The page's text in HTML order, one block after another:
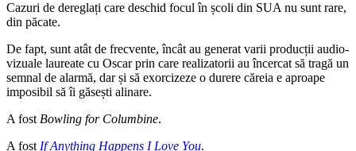
Cazuri de dereglați care deschid focul în școli din SUA nu sunt rare,
din păcate.
De fapt, sunt atât de frecvente, încât au generat varii producții audio-
vizuale laureate cu Oscar prin care realizatorii au încercat să tragă un
semnal de alarmă, dar și să exorcizeze o durere căreia e aproape
imposibil să îi găsești alinare.
A fost Bowling for Columbine.
A fost If Anything Happens I Love You.